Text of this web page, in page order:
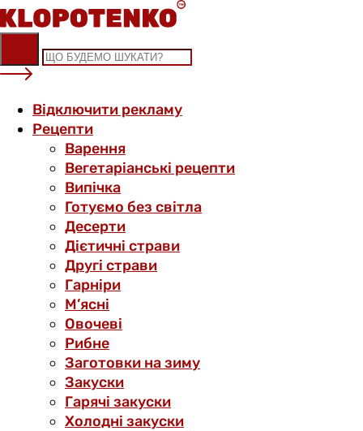
Skip
to
content
Відключити рекламу
Рецепти
Варення
Вегетаріанські рецепти
Випічка
Готуємо без світла
Десерти
Дієтичні страви
Другі страви
Гарніри
М’ясні
Овочеві
Рибне
Заготовки на зиму
Закуски
Гарячі закуски
Холодні закуски